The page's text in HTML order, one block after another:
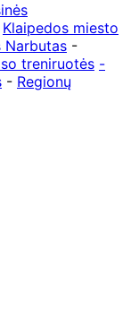
Klaipedos miesto
Narbutas -
treniruotės -
- Regionų